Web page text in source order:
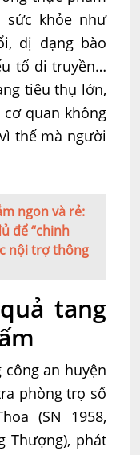
sức khỏe như
dị dạng bào
tố di truyền…
tiêu thụ lớn,
quan không
thế mà người
ngon và rẻ:
để “chinh
nội trợ thông
tang
công an huyện
phòng trọ số
(SN 1958,
Thượng), phát